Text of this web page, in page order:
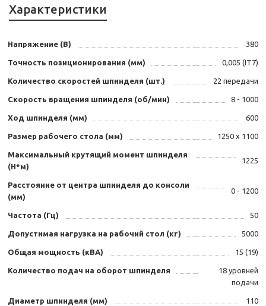
Характеристики
Напряжение (В) 380
Точность позиционирования (мм) 0,005 (IT7)
Количество скоростей шпинделя (шт.) 22 передачи
Скорость вращения шпинделя (об/мин) 8 - 1000
Ход шпинделя (мм) 600
Размер рабочего стола (мм) 1250 х 1100
Максимальный крутящий момент шпинделя
(Н*м)
1225
Расстояние от центра шпинделя до консоли
(мм)
0 - 1200
Частота (Гц) 50
Допустимая нагрузка на рабочий стол (кг) 5000
Общая мощность (кВА) 15 (19)
Количество подач на оборот шпинделя
18 уровней
подачи
Диаметр шпинделя (мм) 110